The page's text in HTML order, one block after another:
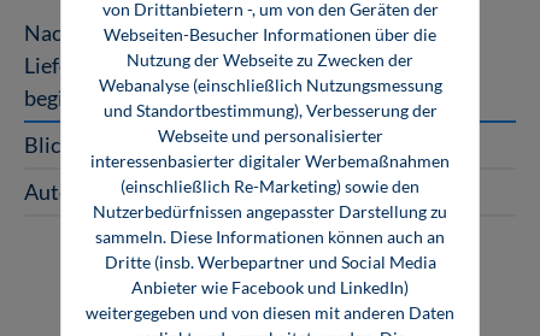
Nachhaltig erfolgreich Strategien für KMU in der
Lieferkette „Bitte bestätigen Sie uns, dass…“ – So
beginnen unzählige Anfra…Mehr
Blick ins Buch
Autor
von Drittanbietern -, um von den Geräten der
Webseiten-Besucher Informationen über die
Nutzung der Webseite zu Zwecken der
Webanalyse (einschließlich Nutzungsmessung
und Standortbestimmung), Verbesserung der
Webseite und personalisierter
interessenbasierter digitaler Werbemaßnahmen
(einschließlich Re-Marketing) sowie den
Nutzerbedürfnissen angepasster Darstellung zu
sammeln. Diese Informationen können auch an
Dritte (insb. Werbepartner und Social Media
Anbieter wie Facebook und LinkedIn)
weitergegeben und von diesen mit anderen Daten